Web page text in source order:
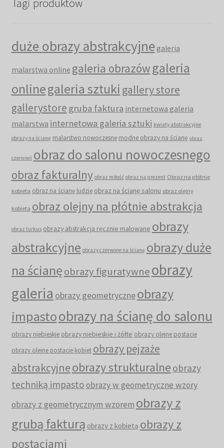
Tagi produktów
duże obrazy abstrakcyjne galeria
malarstwa online galeria obrazów galeria
onlinegaleria sztuki gallery store
gallerystore gruba faktura internetowa galeria
malarstwa internetowa galeria sztuki kwiaty abstrakcyjne
obrazy na ścianę malarstwo nowoczesne modne obrazy na ścianę obraz
czerwień obraz do salonu nowoczesnego
obraz fakturalny obraz miłość obraz na prezent Obraz na płótnie
kobieta obraz na ścianę ludzie obraz na ścianę salonu obraz olejny
kobieta obraz olejny na płótnie abstrakcja
obraz turkus obrazy abstrakcja ręcznie malowane obrazy
abstrakcyjne obrazy czerwone na ścianę obrazy duże
na ścianęobrazy figuratywneobrazy
galeria obrazy geometryczneobrazy
impastoobrazy na ścianę do salonu
obrazy niebieskie obrazy niebieskie i żółte obrazy olejne postacie
obrazy olejne postacie kobiet obrazy pejzaże
abstrakcyjneobrazy strukturalne obrazy
techniką impastoobrazy w geometryczne wzory
obrazy z geometrycznym wzorem obrazy z
grubą fakturą obrazy z kobietą obrazy z
postaciami